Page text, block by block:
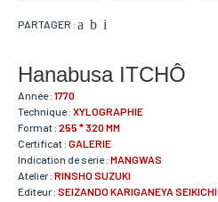
PARTAGER :
Hanabusa ITCHÔ
Année : 1770
Technique : XYLOGRAPHIE
Format : 255 * 320 MM
Certificat : GALERIE
Indication de série : MANGWAS
Atelier : RINSHO SUZUKI
Éditeur : SEIZANDO KARIGANEYA SEIKICHI